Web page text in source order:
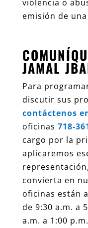
violencia o
emisión de
JAMAL
Para
discutir sus
contáctenos
oficinas 718-
cargo por la
aplicaremos
convierta en
oficinas están
de 9:30 a.m. a
a.m. a 1:00